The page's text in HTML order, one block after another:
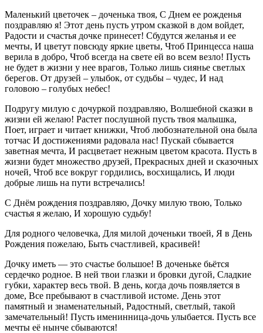
Маленький цветочек – доченька твоя, С Днем ее рожденья
поздравляю я! Этот день пусть утром сказкой в дом войдет,
Радости и счастья дочке принесет! Сбудутся желанья и ее
мечты, И цветут повсюду яркие цветы, Чтоб Принцесса наша
верила в добро, Чтоб всегда на свете ей во всем везло! Пусть
не будет в жизни у нее врагов, Только лишь сиянье светлых
берегов. От друзей – улыбок, от судьбы – чудес, И над
головою – голубых небес!
Подругу милую с дочуркой поздравляю, Волшебной сказки в
жизни ей желаю! Растет послушной пусть твоя малышка,
Поет, играет и читает книжки, Чтоб любознательной она была
тотчас И достижениями радовала нас! Пускай сбывается
заветная мечта, И расцветает нежным цветом красота. Пусть в
жизни будет множество друзей, Прекрасных дней и сказочных
ночей, Чтоб все вокруг гордились, восхищались, И люди
добрые лишь на пути встречались!
С Днём рождения поздравляю, Дочку милую твою, Только
счастья я желаю, И хорошую судьбу!
Для родного человечка, Для милой доченьки твоей, Я в День
Рождения пожелаю, Быть счастливей, красивей!
Дочку иметь — это счастье большое! В доченьке бьётся
сердечко родное. В ней твои глазки и бровки дугой, Сладкие
губки, характер весь твой. В день, когда дочь появляется в
доме, Все пребывают в счастливой истоме. День этот
памятный и знаменательный, Радостный, светлый, такой
замечательный! Пусть именинница-дочь улыбается. Пусть все
мечты её нынче сбываются!